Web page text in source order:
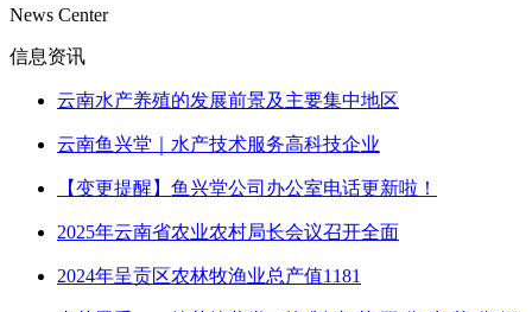
News Center
信息资讯
云南水产养殖的发展前景及主要集中地区
云南鱼兴堂｜水产技术服务高科技企业
【变更提醒】鱼兴堂公司办公室电话更新啦！
2025年云南省农业农村局长会议召开全面
2024年呈贡区农林牧渔业总产值1181